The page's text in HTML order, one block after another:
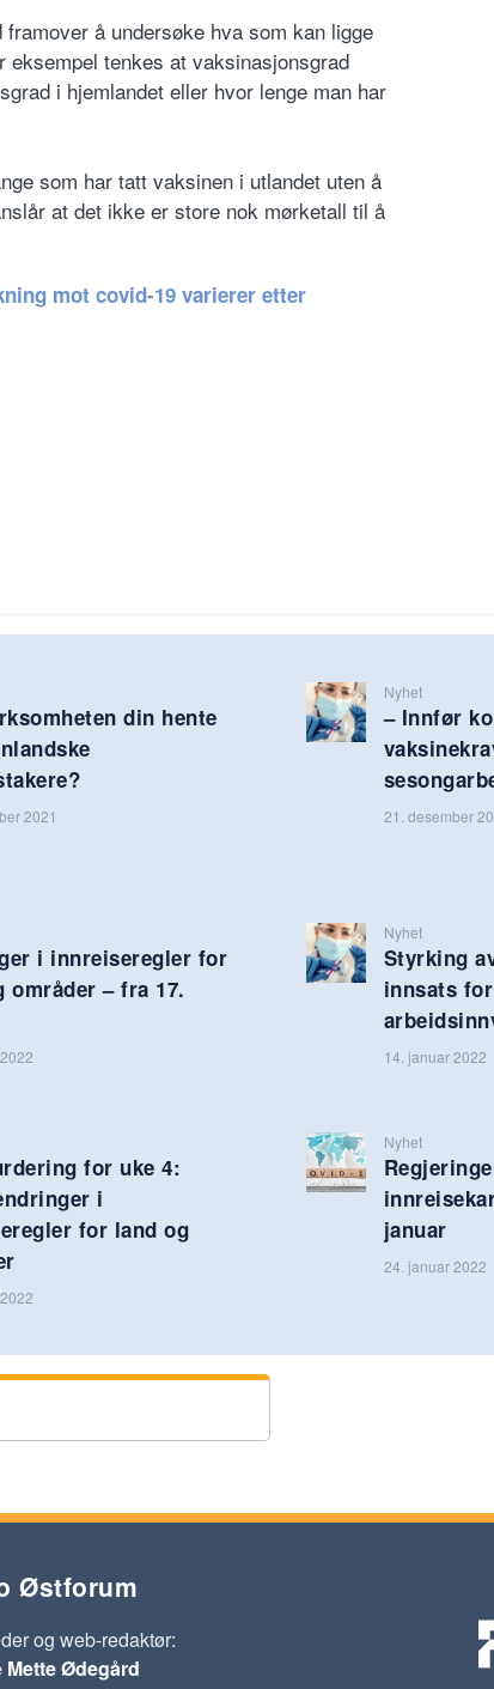
å undersøke hva som kan ligge
tenkes at vaksinasjonsgrad
i hjemlandet eller hvor lenge man har
som har tatt vaksinen i utlandet uten å
at det ikke er store nok mørketall til å
mot covid-19 varierer etter
din hente
2021
Nyhet
– Innfør
21. desember
i innreiseregler for
områder – fra 17.
Nyhet
Styrking
innsats
14. januar 2022
for uke 4:
i
for land og
Nyhet
januar
24. januar 2022
Østforum
og web-redaktør:
Mette Ødegård